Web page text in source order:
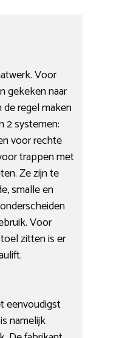
Voor
gekeken naar
regel maken
2 systemen:
voor rechte
trappen met
Ze zijn te
smalle en
Voor
zitten is er
eenvoudigst
namelijk